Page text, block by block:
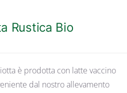
Rustica Bio
è prodotta con latte vaccino
dal nostro allevamento